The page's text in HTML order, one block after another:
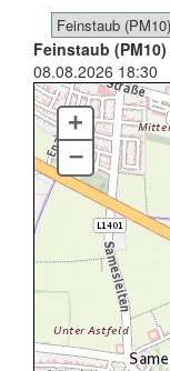
Feinstaub (PM10)
08.08.2026 18:30
+
–